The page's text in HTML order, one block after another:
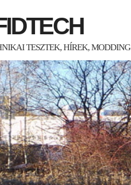
TESZTEK, HÍREK, MODDING